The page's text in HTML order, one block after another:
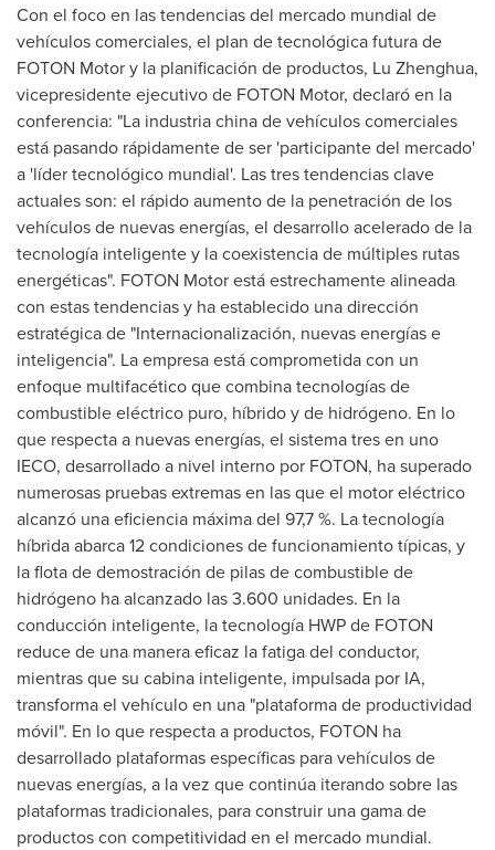
Con el foco en las tendencias del mercado mundial de
vehículos comerciales, el plan de tecnológica futura de
FOTON Motor y la planificación de productos, Lu Zhenghua,
vicepresidente ejecutivo de FOTON Motor, declaró en la
conferencia: "La industria china de vehículos comerciales
está pasando rápidamente de ser 'participante del mercado'
a 'líder tecnológico mundial'. Las tres tendencias clave
actuales son: el rápido aumento de la penetración de los
vehículos de nuevas energías, el desarrollo acelerado de la
tecnología inteligente y la coexistencia de múltiples rutas
energéticas". FOTON Motor está estrechamente alineada
con estas tendencias y ha establecido una dirección
estratégica de "Internacionalización, nuevas energías e
inteligencia". La empresa está comprometida con un
enfoque multifacético que combina tecnologías de
combustible eléctrico puro, híbrido y de hidrógeno. En lo
que respecta a nuevas energías, el sistema tres en uno
IECO, desarrollado a nivel interno por FOTON, ha superado
numerosas pruebas extremas en las que el motor eléctrico
alcanzó una eficiencia máxima del 97,7 %. La tecnología
híbrida abarca 12 condiciones de funcionamiento típicas, y
la flota de demostración de pilas de combustible de
hidrógeno ha alcanzado las 3.600 unidades. En la
conducción inteligente, la tecnología HWP de FOTON
reduce de una manera eficaz la fatiga del conductor,
mientras que su cabina inteligente, impulsada por IA,
transforma el vehículo en una "plataforma de productividad
móvil". En lo que respecta a productos, FOTON ha
desarrollado plataformas específicas para vehículos de
nuevas energías, a la vez que continúa iterando sobre las
plataformas tradicionales, para construir una gama de
productos con competitividad en el mercado mundial.